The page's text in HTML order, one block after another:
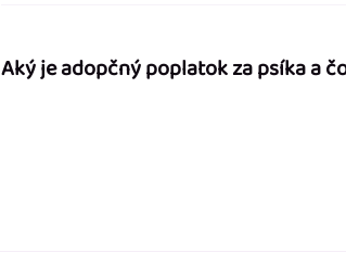
Aký je adopčný poplatok za psíka a